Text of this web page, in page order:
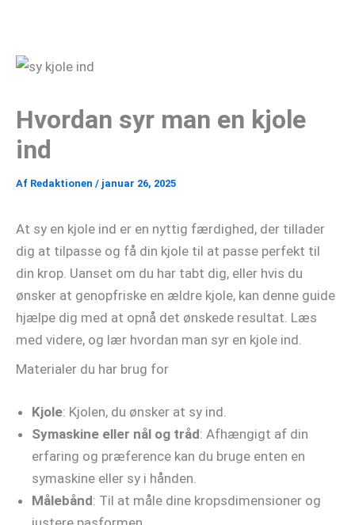
indholdet
Hvordan syr man en kjole
ind
Af Redaktionen / januar 26, 2025
At sy en kjole ind er en nyttig færdighed, der tillader
dig at tilpasse og få din kjole til at passe perfekt til
din krop. Uanset om du har tabt dig, eller hvis du
ønsker at genopfriske en ældre kjole, kan denne guide
hjælpe dig med at opnå det ønskede resultat. Læs
med videre, og lær hvordan man syr en kjole ind.
Materialer du har brug for
Kjole: Kjolen, du ønsker at sy ind.
Symaskine eller nål og tråd: Afhængigt af din
erfaring og præference kan du bruge enten en
symaskine eller sy i hånden.
Målebånd: Til at måle dine kropsdimensioner og